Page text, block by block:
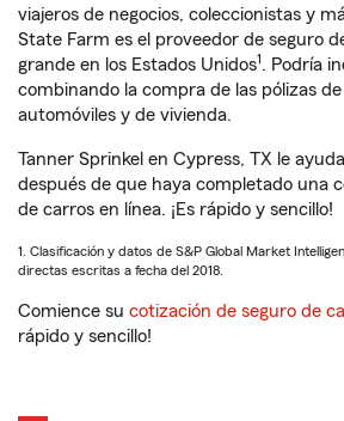
viajeros de negocios, coleccionistas y
State Farm es el proveedor de seguro
grande en los Estados Unidos1. Podría
combinando la compra de las pólizas
automóviles y de vivienda.
Tanner Sprinkel en Cypress, TX le
después de que haya completado una
de carros en línea. ¡Es rápido y sencillo!
1. Clasificación y datos de S&P Global Market
directas escritas a fecha del 2018.
Comience su cotización de seguro de
rápido y sencillo!